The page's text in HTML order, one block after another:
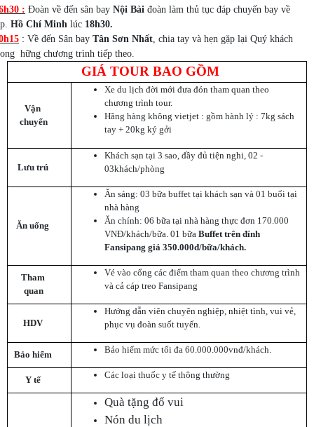
: Đoàn về đến sân bay Nội Bài đoàn làm thủ tục đáp chuyến bay về
Hồ Chí Minhlúc 18h30.
:Về đến Sân bayTân Sơn Nhất , chia tay và hẹn gặp lại Quý khách
hững chương trình tiếp theo.
GIÁ TOUR BAO GỒM
Vận
chuyển
Xe du lịch đời mới đưa đón tham quan theo
chương trình tour.
Hãng hàng không vietjet : gồm hành lý : 7kg sách
tay + 20kg ký gởi
Lưu trú
Khách sạn tại 3 sao, đầy đủ tiện nghi, 02 -
03khách/phòng
Ăn uống
Ăn sáng: 03 bữa buffet tại khách sạn và 01 buổi tại
nhà hàng
Ăn chính: 06 bữa tại nhà hàng thực đơn 170.000
VNĐ/khách/bữa. 01 bữaBuffet trên đỉnh
Fansipang giá 350.000đ/bữa/khách.
Tham
quan
Vé vào cổng các điểm tham quan theo chương trình
và cả cáp treo Fansipang
HDV
Hướng dẫn viên chuyên nghiệp, nhiệt tình, vui vẻ,
phục vụ đoàn suốt tuyến.
Bảo hiểm Bảo hiểm mức tối đa 60.000.000vnđ/khách.
Y tế Các loại thuốc y tế thông thường
Quà tặng đố vui
Nón du lịch